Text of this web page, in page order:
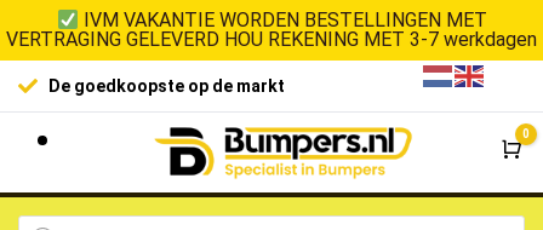
IVM VAKANTIE WORDEN BESTELLINGEN MET
VERTRAGING GELEVERD HOU REKENING MET 3-7 werkdagen
De goedkoopste op de markt
0